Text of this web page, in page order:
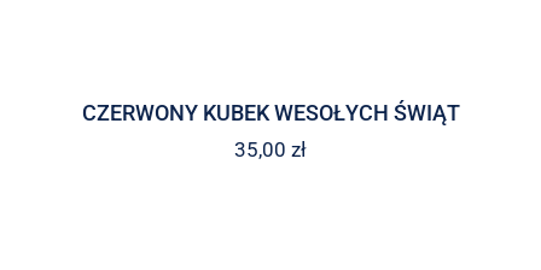
CZERWONY KUBEK WESOŁYCH ŚWIĄT
35,00 zł